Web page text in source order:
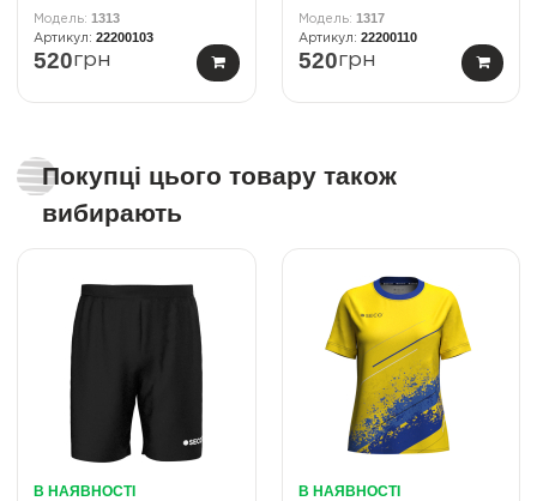
1313
22200103
520грн
1317
22200110
520грн
Покупці цього товару також
вибирають
В НАЯВНОСТІ В НАЯВНОСТІ